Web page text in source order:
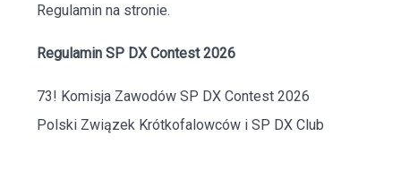
Regulamin na stronie.
Regulamin SP DX Contest 2026
73! Komisja Zawodów SP DX Contest 2026
Polski Związek Krótkofalowców i SP DX Club